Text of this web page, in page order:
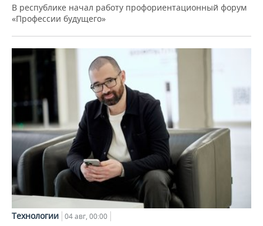
В республике начал работу профориентационный форум
«Профессии будущего»
Технологии 04 авг, 00:00